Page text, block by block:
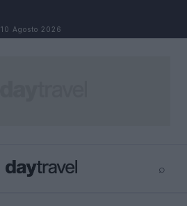
10 Agosto 2026
⌕